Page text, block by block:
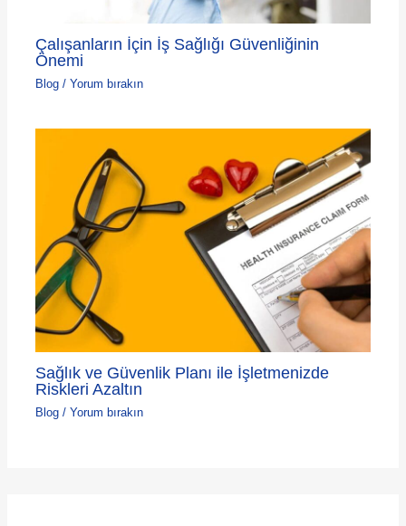
Çalışanların İçin İş Sağlığı Güvenliğinin
Önemi
Blog /Yorum bırakın
Sağlık ve Güvenlik Planı ile İşletmenizde
Riskleri Azaltın
Blog /Yorum bırakın